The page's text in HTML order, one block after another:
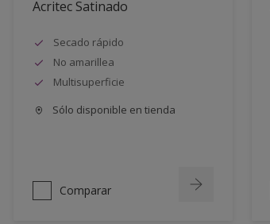
Acritec Satinado
Secado rápido
No amarillea
Multisuperficie
Sólo disponible en tienda
Comparar